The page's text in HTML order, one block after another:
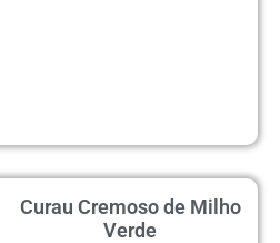
Curau Cremoso de Milho
Verde